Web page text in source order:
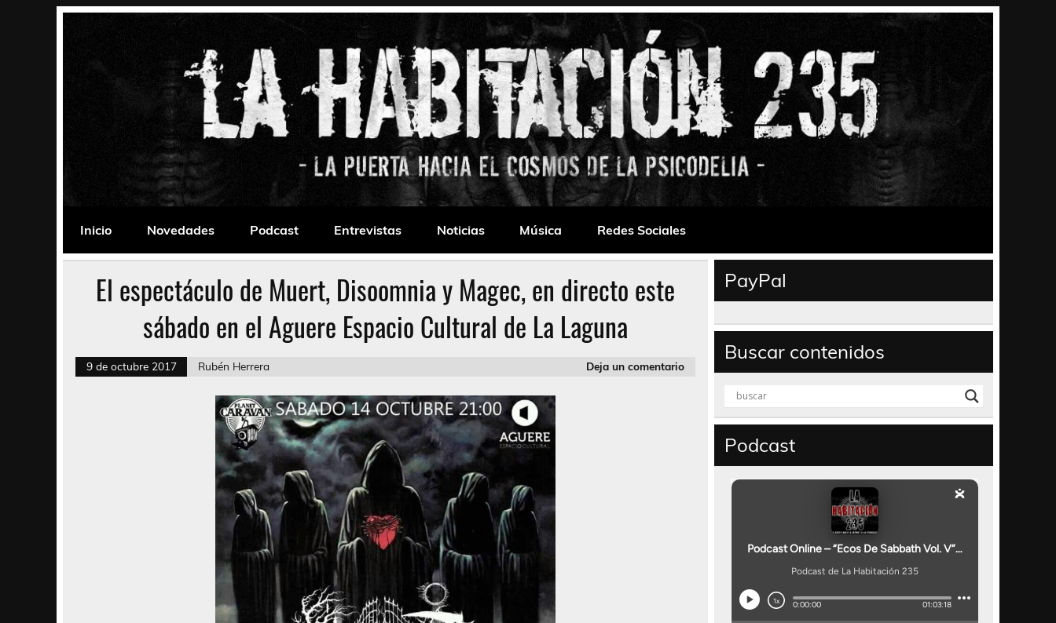
La Habitación 235
Inicio
Novedades Podcast Entrevistas Noticias Música Redes Sociales
El espectáculo de Muert, Disoomnia y Magec, en directo este
sábado en el Aguere Espacio Cultural de La Laguna
9 de octubre 2017 Rubén Herrera Deja un comentario
PayPal
Buscar contenidos
Podcast